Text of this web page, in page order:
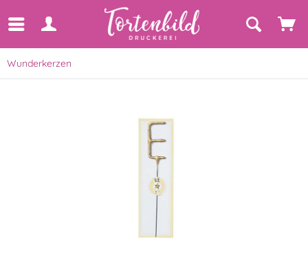
Wunderkerzen